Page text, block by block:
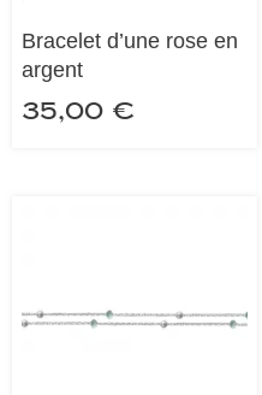
Bracelet d’une rose en
argent
35,00 €